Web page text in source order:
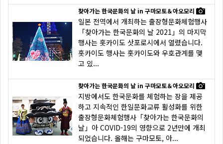
찾아가는 한국문화의 날 in 구마모토＆아오모리
일본 전역에서 개최하는 출장형문화체험행사
「찾아가는 한국문화의 날 2021」의 마지막
행사는 홋카이도 삿포로시에서 열렸습니다.
홋카이도 행사는 홋카이도와 우호관계를 맺
고 있...
찾아가는 한국문화의 날 in 구마모토＆아오모리
지방에서도 한국문화를 체험하는 장을 제공
하고 지속적인 한일문화교류 활성화를 위한
출장형문화체험행사「찾아가는 한국문화의
날」아 COVID-19의 영향으로 2년만에 개최
되었습니다. 올해는 구마모토, 아...